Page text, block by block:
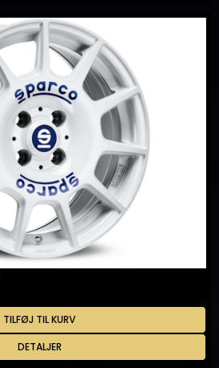
TILFØJ TIL KURV
DETALJER